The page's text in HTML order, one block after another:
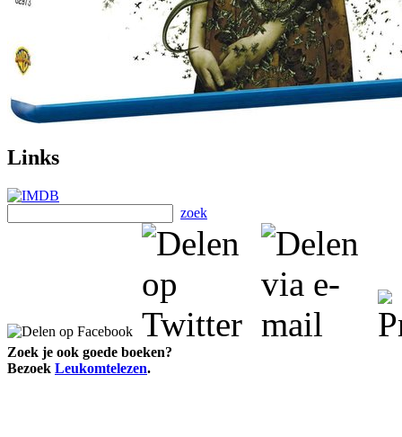
Links
zoek
Zoek je ook goede boeken?
Bezoek Leukomtelezen.